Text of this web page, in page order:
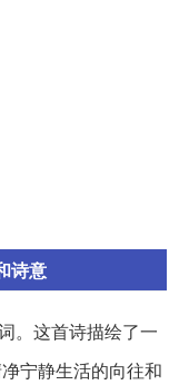
诗意
。这首诗描绘了一
宁静生活的向往和